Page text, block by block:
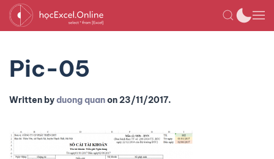
Pic-05
Written byduong quanon23/11/2017.